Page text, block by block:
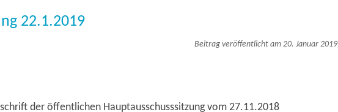
22.1.2019
Beitrag veröffentlicht am 20. Januar 2019
der öffentlichen Hauptausschusssitzung vom 27.11.2018